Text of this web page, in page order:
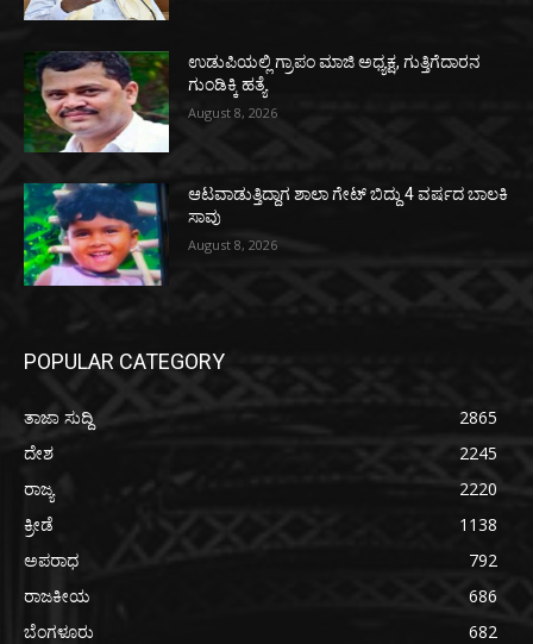
ಉಡುಪಿಯಲ್ಲಿ ಗ್ರಾಪಂ ಮಾಜಿ ಅಧ್ಯಕ್ಷ, ಗುತ್ತಿಗೆದಾರನ
ಗುಂಡಿಕ್ಕಿ ಹತ್ಯೆ
August 8, 2026
ಆಟವಾಡುತ್ತಿದ್ದಾಗ ಶಾಲಾ ಗೇಟ್‌ ಬಿದ್ದು 4 ವರ್ಷದ ಬಾಲಕಿ
ಸಾವು
August 8, 2026
POPULAR CATEGORY
ತಾಜಾ ಸುದ್ದಿ
2865
ದೇಶ
2245
ರಾಜ್ಯ
2220
ಕ್ರೀಡೆ
1138
ಅಪರಾಧ
792
ರಾಜಕೀಯ
686
ಬೆಂಗಳೂರು
682